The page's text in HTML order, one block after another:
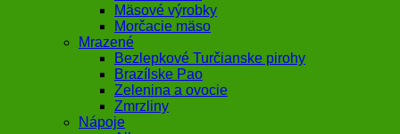
Mäsové výrobky
Morčacie mäso
Mrazené
Bezlepkové Turčianske pirohy
Brazílske Pao
Zelenina a ovocie
Zmrzliny
Nápoje